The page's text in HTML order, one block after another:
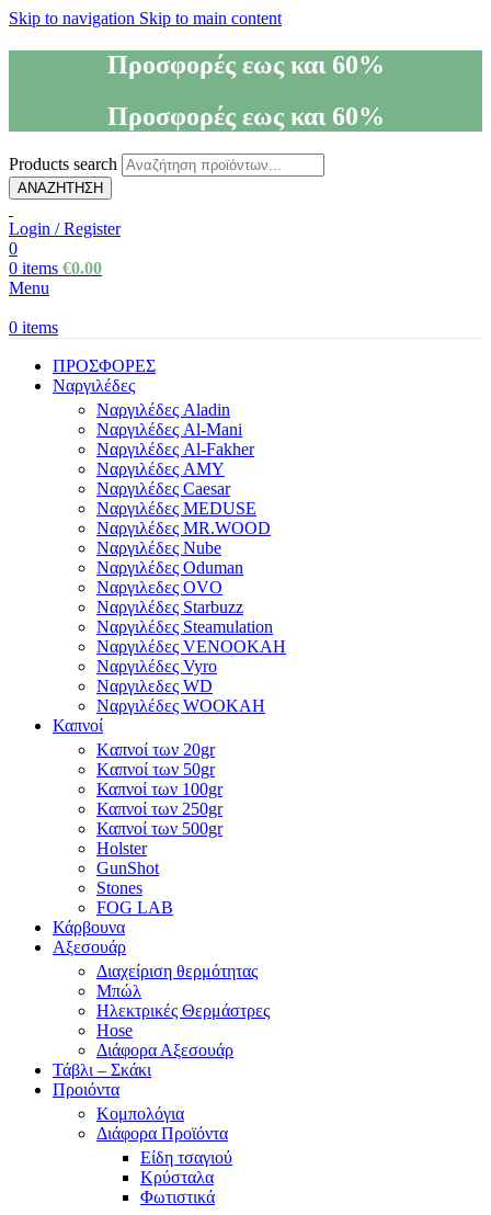
Skip to navigation Skip to main content
Προσφορές εως και 60%
Προσφορές εως και 60%
Products search
ΑΝΑΖΗΤΗΣΗ
Login / Register
0
0 items €0.00
Menu
0 items
ΠΡΟΣΦΟΡΕΣ
Ναργιλέδες
Ναργιλέδες Aladin
Ναργιλέδες Al-Mani
Ναργιλέδες Al-Fakher
Ναργιλέδες AΜΥ
Ναργιλέδες Caesar
Ναργιλέδες MEDUSE
Ναργιλέδες MR.WOOD
Ναργιλέδες Nube
Ναργιλέδες Oduman
Ναργιλεδες OVO
Ναργιλέδες Starbuzz
Ναργιλέδες Steamulation
Ναργιλέδες VENOOKAH
Ναργιλέδες Vyro
Ναργιλεδες WD
Ναργιλέδες WOOKAH
Καπνοί
Kαπνοί των 20gr
Kαπνοί των 50gr
Καπνοί των 100gr
Καπνοί των 250gr
Καπνοί των 500gr
Holster
GunShot
Stones
FOG LAB
Κάρβουνα
Αξεσουάρ
Διαχείριση θερμότητας
Μπώλ
Ηλεκτρικές Θερμάστρες
Hose
Διάφορα Αξεσουάρ
Τάβλι – Σκάκι
Προιόντα
Κομπολόγια
Διάφορα Προϊόντα
Είδη τσαγιού
Κρύσταλα
Φωτιστικά